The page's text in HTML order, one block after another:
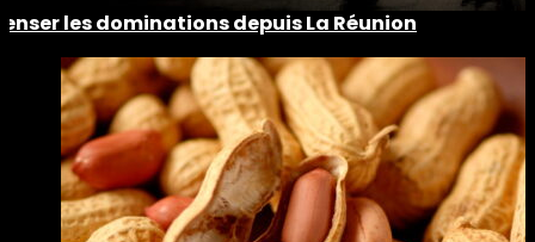
les dominations depuis La Réunion